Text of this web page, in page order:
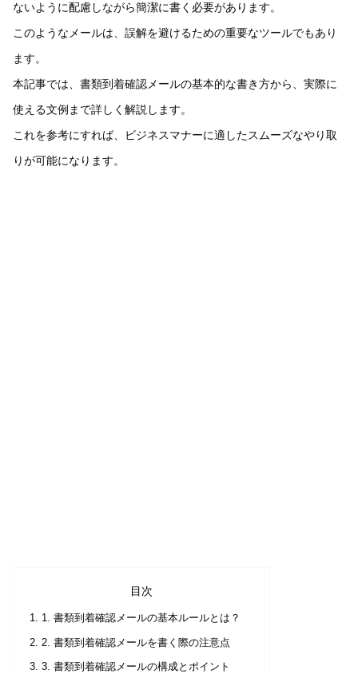
ないように配慮しながら簡潔に書く必要があります。
このようなメールは、誤解を避けるための重要なツールでもあり
ます。
本記事では、書類到着確認メールの基本的な書き方から、実際に
使える文例まで詳しく解説します。
これを参考にすれば、ビジネスマナーに適したスムーズなやり取
りが可能になります。
目次
1. 書類到着確認メールの基本ルールとは？
2. 書類到着確認メールを書く際の注意点
3. 書類到着確認メールの構成とポイント